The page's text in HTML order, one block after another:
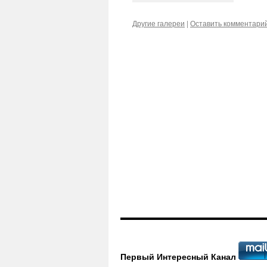
Другие галереи | Оставить
Первый Интересный Канал